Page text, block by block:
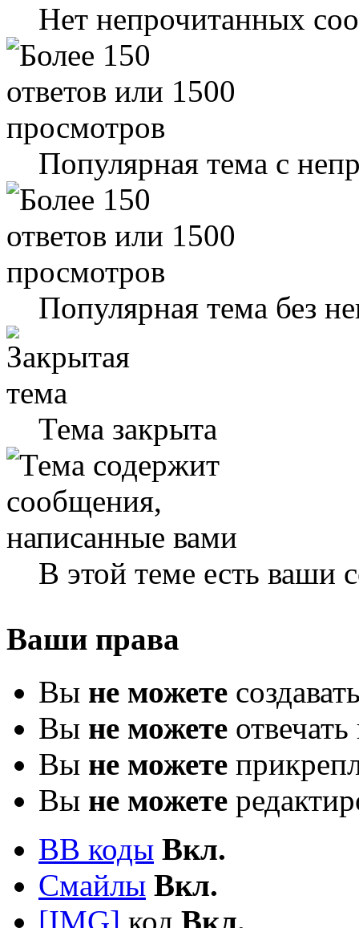
Нет непрочитанных
Популярная тема с
Популярная тема без
Тема закрыта
В этой теме есть ваши
Ваши права
Вы не можете
Вы не можете
Вы не можете
Вы не можете
BB коды Вкл.
Смайлы Вкл.